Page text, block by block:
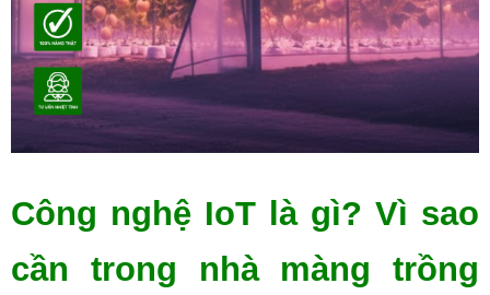
Công nghệ IoT là gì? Vì sao
cần trong nhà màng trồng